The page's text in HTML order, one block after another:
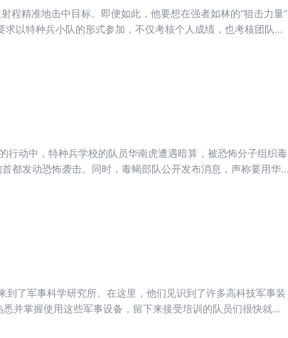
程精准地击中目标。即便如此，他要想在强者如林的“狙击力量”
以特种兵小队的形式参加，不仅考核个人成绩，也考核团队成
行动中，特种兵学校的队员华南虎遭遇暗算，被恐怖分子组织毒
都发动恐怖袭击。同时，毒蝎部队公开发布消息，声称要用华
到了军事科学研究所。在这里，他们见识到了许多高科技军事装
并掌握使用这些军事设备，留下来接受培训的队员们很快就与